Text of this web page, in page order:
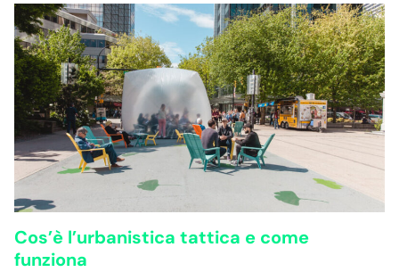
Cos’è l’urbanistica tattica e come
funziona